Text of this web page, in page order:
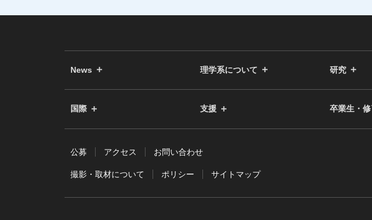
News 理学系について 研究
国際 支援 卒業生・
公募 アクセス お問い合わせ
撮影・取材について ポリシー サイトマップ